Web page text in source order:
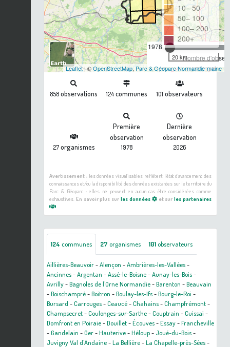
1978
Nombre
10– 50
50– 100
100– 200
200+
20 km
Leaflet| ©OpenStreetMap, Parc & Géoparc Normandie-maine
858observations 124 communes 101 observateurs
27organismes
Première
observation
1978
Dernière
observation
2026
Avertissement :les données visualisables reflètent l'état d'avancement des
connaissances et/ou la disponibilité des données existantes sur le territoire du
Parc & Géoparc : elles ne peuvent en aucun cas être considérées comme
exhaustives. En savoir plus sur les données et surles partenaires
124 communes 27 organismes 101observateurs
Aillières-Beauvoir-Alençon -Ambrières-les-Vallées-
Ancinnes-Argentan -Assé-le-Boisne-Aunay-les-Bois-
Avrilly-Bagnoles de l'Orne Normandie-Barenton -Beauvain
-Boischampré-Boitron -Boulay-les-Ifs-Bourg-le-Roi -
Bursard -Carrouges-Ceaucé-Chahains-Champfrémont-
Champsecret-Coulonges-sur-Sarthe-Couptrain -Cuissai -
Domfront en Poiraie-Douillet-Écouves-Essay-Francheville
-Gandelain -Ger-Hauterive-Héloup- Joué-du-Bois-
Juvigny Val d'Andaine-La Bellière-La Chapelle-près-Sées-